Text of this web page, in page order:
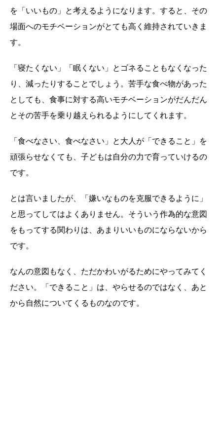
を「いいもの」と考えるようになります。すると、その
場面へのモチベーションがとても高く維持されていきま
す。
「寝たくない」「眠くない」とゴネることもなくなった
り、減ったりすることでしょう。苦手な食べ物があった
としても、食事に対する高いモチベーションがだんだん
とその苦手を乗り越えられるようにしてくれます。
「食べなさい、食べなさい」と大人が「できること」を
頑張らせなくても、子どもは自分の力で育っていけるの
です。
とは言いましたが、「嫌いなものを克服できるように」
と思ってしてはよくありません。そういう作為的な意図
をもってする関わりは、あまりいいものにならないから
です。
なんの意図もなく、ただかわいがるためにやってみてく
ださい。「できること」は、やらせるのではなく、あと
から自然についてくるものなのです。